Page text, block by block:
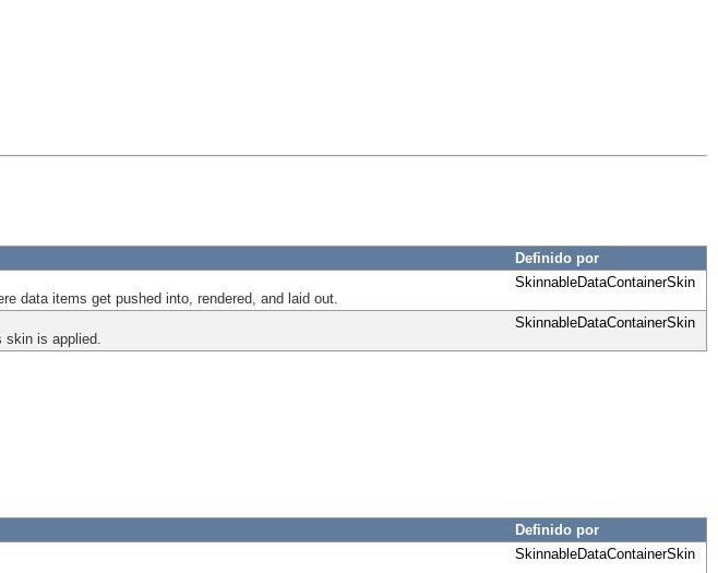
Definido por
data items get pushed into, rendered, and laid out.
SkinnableDataContainerSkin
is applied.
SkinnableDataContainerSkin
Definido por
SkinnableDataContainerSkin